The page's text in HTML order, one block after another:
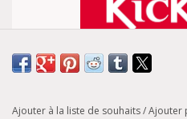
Tableau de conversion des
Modèle : Neostrap
Ajouter à la liste de souhaits/Ajouter